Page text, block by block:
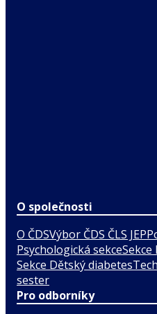
O společnosti
O ČDSVýbor ČDS ČLS JEP
Psychologická sekce
Sekce Dětský diabetes
sester
Pro odborníky